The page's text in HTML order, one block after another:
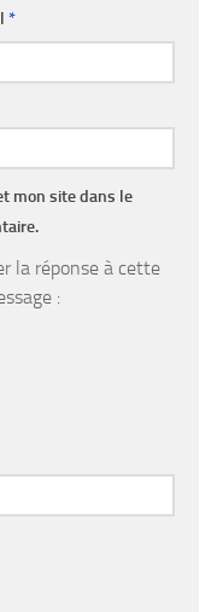
*
mon site dans le
la réponse à cette
: